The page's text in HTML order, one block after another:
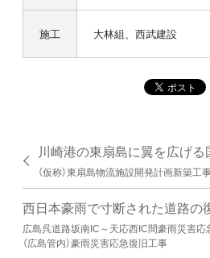
施工 大林組、西武建設
川崎港の東扇島に翼を広げ
（仮称）東扇島物流施設開発計画新築工
西日本豪雨で寸断された道路の
広島呉道路坂南IC～天応西IC間豪雨災害
（広島管内）豪雨災害応急復旧工事